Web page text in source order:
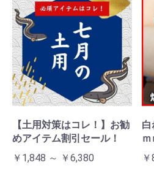
お買い物を続ける
【土用対策はコレ！】お勧
めアイテム割引セール！
￥1,848 ～ ￥6,380
白
ｍ